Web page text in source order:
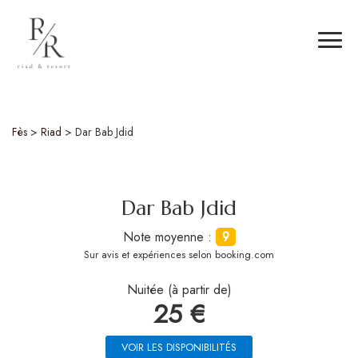
Fès > Riad > Dar Bab Jdid
Dar Bab Jdid
Note moyenne : 9
Sur avis et expériences selon booking.com
Nuitée (à partir de)
25 €
VOIR LES DISPONIBILITÉS